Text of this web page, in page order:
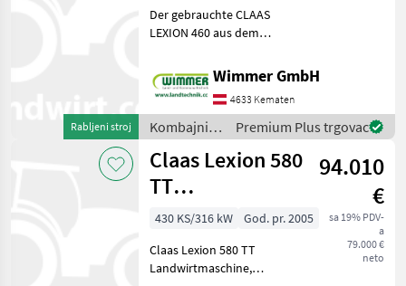
9680
Rabljeni stroj
Der gebrauchte CLAAS
LEXION 460 aus dem
leistungsstarker und
bewährter Mähdrescher für
professionelle
Erntearbeiten. Mit 6.650
Betriebsstunden u
Wimmer GmbH
4633 Kematen
Kombajni /
Claas
Premium Plus trgovac
Claas Lexion 580
TT
Landwirtmaschine
Mercedes-Mo
94.010
€
sa 19% PDV-
a
79.000 €
neto
430 KS/316 kW
God. pr. 2005
Claas Lexion 580 TT
Landwirtmaschine,